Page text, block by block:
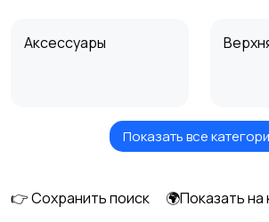
Аксессуары
Головные уборыПоказать все
👉 Сохранить поиск
🌍Показать на